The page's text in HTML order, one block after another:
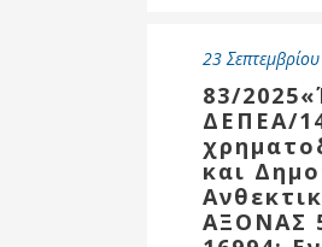
23
83/
ΔΕΠΕΑ/
και
ΑΞΟΝΑΣ